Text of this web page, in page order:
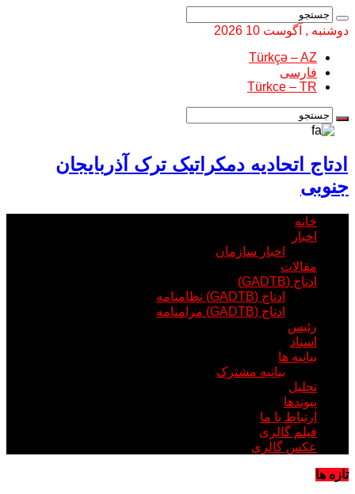
دوشنبه , آگوست 10 2026
Türkçə – AZ
فارسی
Türkce – TR
ادتاج اتحادیه دمکراتیک ترک آذربایجان
جنوبی
خانه
اخبار
اخبار سازمان
مقالات
ادتاج (GADTB)
ادتاج (GADTB) نظامنامه
ادتاج (GADTB) مرامنامه
رئیس
اسناد
بیانیه ها
بیانیه مشترک
تحلیل
پیوندها
ارتباط با ما
فیلم گالری
عکس گالری
تازه ها